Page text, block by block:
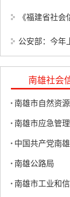
南雄社会
南雄市自然资
南雄市应急管
南雄公路局
南雄市工业和